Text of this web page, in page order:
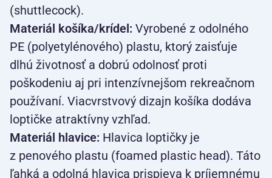
(shuttlecock).
Materiál košíka/krídel: Vyrobené z odolného
PE (polyetylénového) plastu, ktorý zaisťuje
dlhú životnosť a dobrú odolnosť proti
poškodeniu aj pri intenzívnejšom rekreačnom
používaní. Viacvrstvový dizajn košíka dodáva
loptičke atraktívny vzhľad.
Materiál hlavice: Hlavica loptičky je
z penového plastu (foamed plastic head). Táto
ľahká a odolná hlavica prispieva k príjemnému